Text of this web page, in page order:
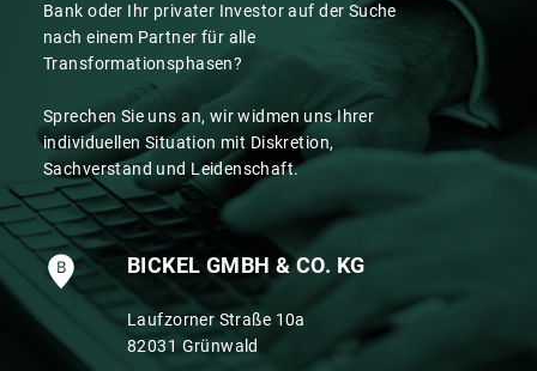
Bank oder Ihr privater Investor auf der Suche
nach einem Partner für alle
Transformationsphasen?
Sprechen Sie uns an, wir widmen uns Ihrer
individuellen Situation mit Diskretion,
Sachverstand und Leidenschaft.
BICKEL GMBH & CO. KG
Laufzorner Straße 10a
82031 Grünwald